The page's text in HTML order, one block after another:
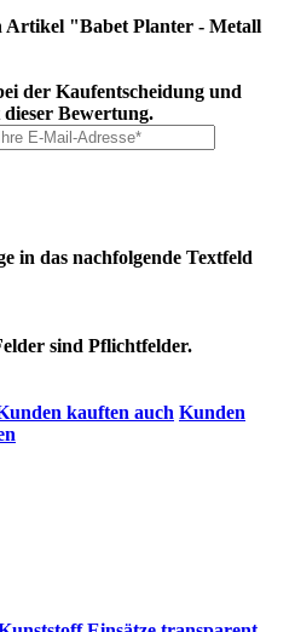
Artikel "Babet Planter - Metall
der Kaufentscheidung und
Bewertung.
in das nachfolgende Textfeld
sind Pflichtfelder.
kauften auch Kunden